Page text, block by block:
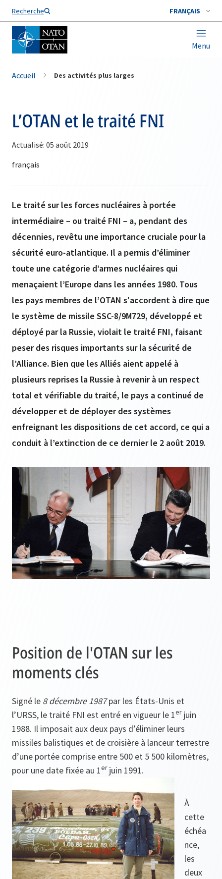
Recherche FRANÇAIS
Menu
Nom de famille*
Accueil Des activités plus larges
L’OTAN et le traité FNI
Actualisé: 05 août 2019
Le traité sur les forces nucléaires à portée
intermédiaire – ou traité FNI – a, pendant des
décennies, revêtu une importance cruciale pour la
sécurité euro-atlantique. Il a permis d’éliminer
toute une catégorie d’armes nucléaires qui
menaçaient l’Europe dans les années 1980. Tous
les pays membres de l’OTAN s'accordent à dire que
le système de missile SSC-8/9M729, développé et
déployé par la Russie, violait le traité FNI, faisant
peser des risques importants sur la sécurité de
l’Alliance. Bien que les Alliés aient appelé à
plusieurs reprises la Russie à revenir à un respect
total et vérifiable du traité, le pays a continué de
développer et de déployer des systèmes
enfreignant les dispositions de cet accord, ce qui a
conduit à l’extinction de ce dernier le 2 août 2019.
Position de l'OTAN sur les
moments clés
Signé le 8 décembre 1987par les États-Unis et
l’URSS, le traité FNI est entré en vigueur le 1erjuin
1988. Il imposait aux deux pays d’éliminer leurs
missiles balistiques et de croisière à lanceur terrestre
d’une portée comprise entre 500 et 5 500 kilomètres,
pour une date fixée au 1erjuin 1991.
À
cette
échéa
nce,
les
deux